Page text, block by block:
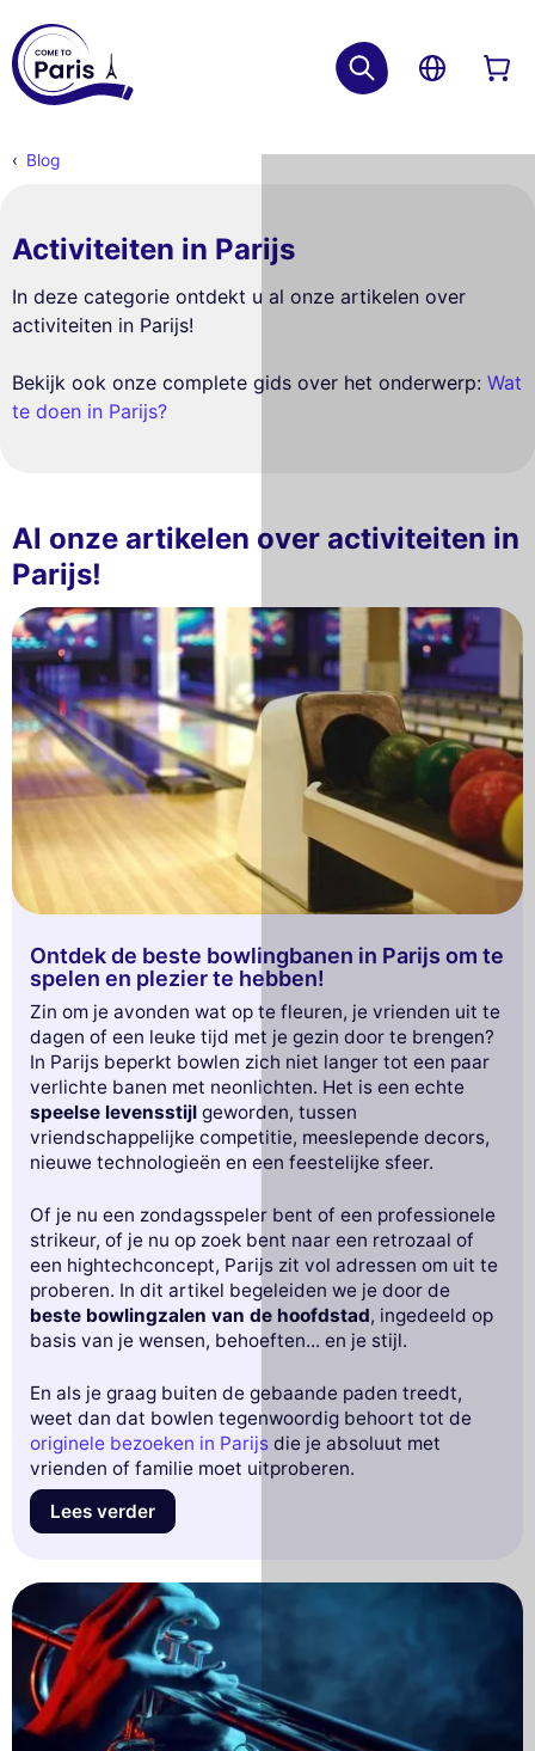
Blog
Activiteiten in Parijs
In deze categorie ontdekt u al onze artikelen over
activiteiten in Parijs!
Bekijk ook onze complete gids over het onderwerp: Wat
te doen in Parijs?
Al onze artikelen over activiteiten in
Parijs!
Ontdek de beste bowlingbanen in Parijs om te
spelen en plezier te hebben!
Zin om je avonden wat op te fleuren, je vrienden uit te
dagen of een leuke tijd met je gezin door te brengen?
In Parijs beperkt bowlen zich niet langer tot een paar
verlichte banen met neonlichten. Het is een echte
speelse levensstijl geworden, tussen
vriendschappelijke competitie, meeslepende decors,
nieuwe technologieën en een feestelijke sfeer.
Of je nu een zondagsspeler bent of een professionele
strikeur, of je nu op zoek bent naar een retrozaal of
een hightechconcept, Parijs zit vol adressen om uit te
proberen. In dit artikel begeleiden we je door de
beste bowlingzalen van de hoofdstad, ingedeeld op
basis van je wensen, behoeften... en je stijl.
En als je graag buiten de gebaande paden treedt,
weet dan dat bowlen tegenwoordig behoort tot de
originele bezoeken in Parijs die je absoluut met
vrienden of familie moet uitproberen.
Lees verder